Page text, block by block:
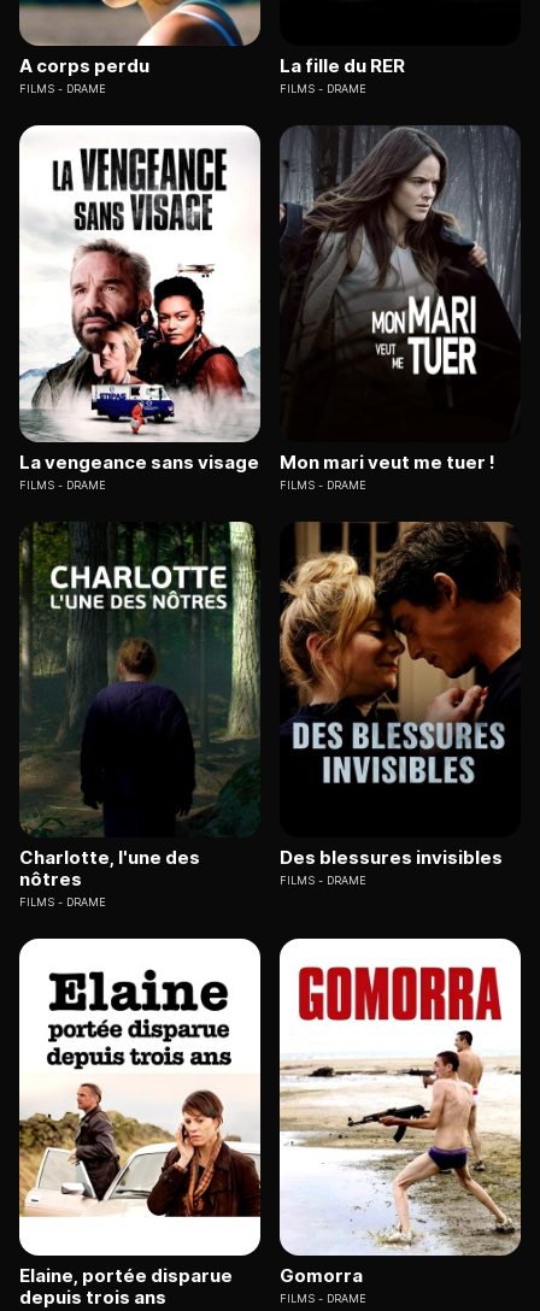
A corps perdu
FILMS DRAME
La fille du RER
FILMS DRAME
La vengeance sans visage
FILMS DRAME
Mon mari veut me tuer !
FILMS DRAME
Charlotte, l'une des
nôtres
FILMS DRAME
Des blessures invisibles
FILMS DRAME
Elaine, portée disparue
depuis trois ans
Gomorra
FILMS DRAME